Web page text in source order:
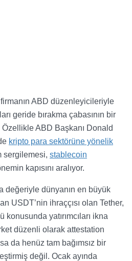
ABD düzenleyicileriyle
geride bırakma çabasının bir
ABD Başkanı Donald
kripto para sektörüne yönelik
sergilemesi, stablecoin
kapısını aralıyor.
değeriyle dünyanın en büyük
USDT’nin ihraççısı olan Tether,
konusunda yatırımcıları ikna
düzenli olarak attestation
da henüz tam bağımsız bir
değil. Ocak ayında